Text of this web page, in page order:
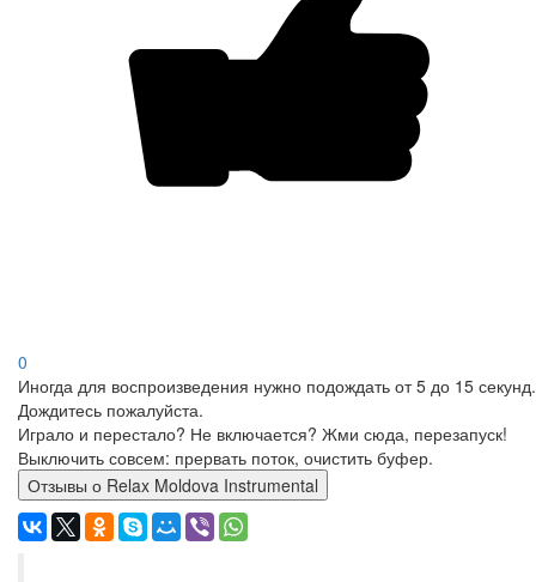
0
Иногда для воспроизведения нужно подождать от 5 до 15 секунд.
Дождитесь пожалуйста.
Играло и перестало? Не включается? Жми сюда, перезапуск!
Выключить совсем: прервать поток, очистить буфер.
Отзывы о Relax Moldova Instrumental